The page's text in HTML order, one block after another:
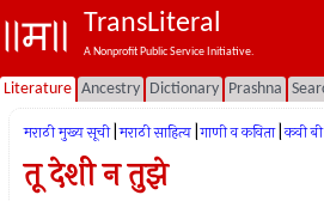
TransLiteral
A Nonprofit Public Service Initiative.
Literature Ancestry Dictionary Prashna
मराठी मुख्य सूची मराठी साहित्य गाणी व कविता कवी बी
तू देशी न तुझे